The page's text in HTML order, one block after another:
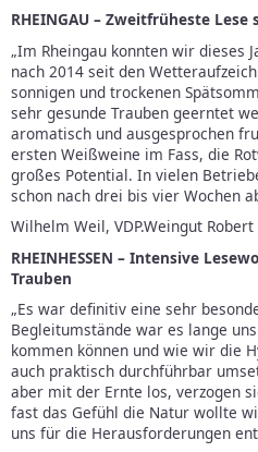
RHEINGAU – Zweitfrüheste
„Im Rheingau konnten wir dieses
nach 2014 seit den
sonnigen und trockenen
sehr gesunde Trauben geerntet
aromatisch und ausgesprochen
ersten Weißweine im Fass, die
großes Potential. In vielen
schon nach drei bis vier Wochen
Wilhelm Weil, VDP.Weingut Robert
RHEINHESSEN – Intensive
Trauben
„Es war definitiv eine sehr
Begleitumstände war es lange
kommen können und wie wir die
auch praktisch durchführbar
aber mit der Ernte los, verzogen
fast das Gefühl die Natur wollte
uns für die Herausforderungen